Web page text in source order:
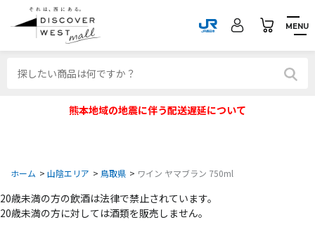
MENU
熊本地域の地震に伴う配送遅延について
ホーム > 山陰エリア > 鳥取県 > ワイン ヤマブラン 750ml
20歳未満の方の飲酒は法律で禁止されています。
20歳未満の方に対しては酒類を販売しません。